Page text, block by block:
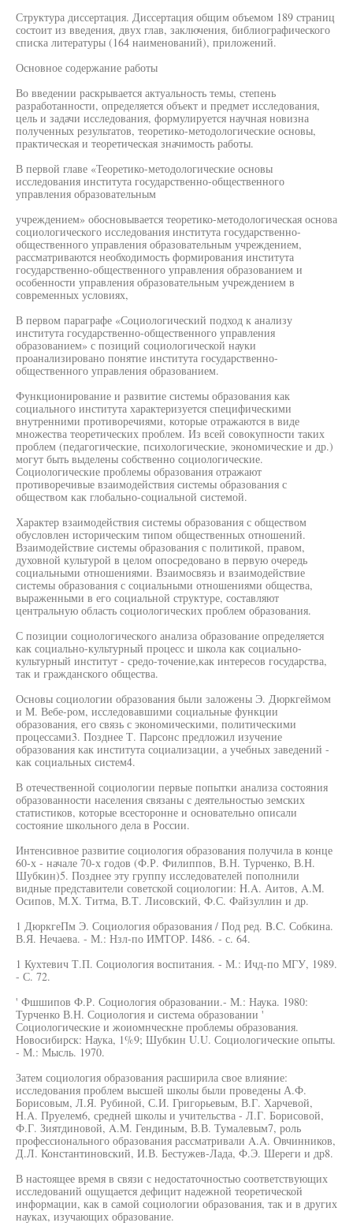
Структура диссертация. Диссертация общим объемом 189 страниц
состоит из введения, двух глав, заключения, библиографического
списка литературы (164 наименований), приложений.
Основное содержание работы
Во введении раскрывается актуальность темы, степень
разработанности, определяется объект и предмет исследования,
цель и задачи исследования, формулируется научная новизна
полученных результатов, теоретико-методологические основы,
практическая и теоретическая значимость работы.
В первой главе «Теоретико-методологические основы
исследования института государственно-общественного
управления образовательным
учреждением» обосновывается теоретико-методологическая основа
социологического исследования института государственно-
общественного управления образовательным учреждением,
рассматриваются необходимость формирования института
государственно-общественного управления образованием и
особенности управления образовательным учреждением в
современных условиях,
В первом параграфе «Социологический подход к анализу
института государственно-общественного управления
образованием» с позиций социологической науки
проанализировано понятие института государственно-
общественного управления образованием.
Функционирование и развитие системы образования как
социального института характеризуется специфическими
внутренними противоречиями, которые отражаются в виде
множества теоретических проблем. Из всей совокупности таких
проблем (педагогические, психологические, экономические и др.)
могут быть выделены собственно социологические.
Социологические проблемы образования отражают
противоречивые взаимодействия системы образования с
обществом как глобально-социальной системой.
Характер взаимодействия системы образования с обществом
обусловлен историческим типом общественных отношений.
Взаимодействие системы образования с политикой, правом,
духовной культурой в целом опосредовано в первую очередь
социальными отношениями. Взаимосвязь и взаимодействие
системы образования с социальными отношениями общества,
выраженными в его социальной структуре, составляют
центральную область социологических проблем образования.
С позиции социологического анализа образование определяется
как социально-культурный процесс и школа как социально-
культурный институт - средо-точение,как интересов государства,
так и гражданского общества.
Основы социологии образования были заложены Э. Дюркгеймом
и М. Вебе-ром, исследовавшими социальные функции
образования, его связь с экономическими, политическими
процессами3. Позднее Т. Парсонс предложил изучение
образования как института социализации, а учебных заведений -
как социальных систем4.
В отечественной социологии первые попытки анализа состояния
образованности населения связаны с деятельностью земских
статистиков, которые всесторонне и основательно описали
состояние школьного дела в России.
Интенсивное развитие социология образования получила в конце
60-х - начале 70-х годов (Ф.Р. Филиппов, В.Н. Турченко, В.Н.
Шубкин)5. Позднее эту группу исследователей пополнили
видные представители советской социологии: H.A. Аитов, A.M.
Осипов, М.Х. Титма, В.Т. Лисовский, Ф.С. Файзуллин и др.
1 ДюркгеПм Э. Социология образования / Под ред. B.C. Собкина.
В.Я. Нечаева. - М.: Нзл-по ИМТОР. I486. - с. 64.
1 Кухтевич Т.П. Социология воспитания. - М.: Ичд-по МГУ, 1989.
- С. 72.
' Фшшипов Ф.Р. Социология образовании.- М.: Наука. 1980:
Турченко В.Н. Социология и система образовании '
Социологические и жоиомнческне проблемы образования.
Новосибирск: Наука, 1%9; Шубкин U.U. Социологические опыты.
- М.: Мысль. 1970.
Затем социология образования расширила свое влияние:
исследования проблем высшей школы были проведены А.Ф.
Борисовым, Л.Я. Рубиной, С.И. Григорьевым, В.Г. Харчевой,
H.A. Пруелем6, средней школы и учительства - Л.Г. Борисовой,
Ф.Г. Зиятдиновой, A.M. Гендиным, В.В. Тумалевым7, роль
профессионального образования рассматривали A.A. Овчинников,
Д.Л. Константиновский, И.В. Бестужев-Лада, Ф.Э. Шереги и др8.
В настоящее время в связи с недостаточностью соответствующих
исследований ощущается дефицит надежной теоретической
информации, как в самой социологии образования, так и в других
науках, изучающих образование.